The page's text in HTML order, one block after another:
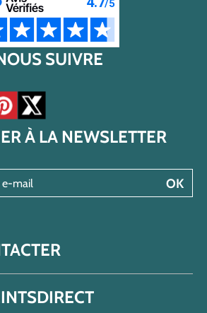
SUIVRE
YouTube
compte Instagram
à notre page Facebook
Accéder à notre compte Pinterest
Accéder à notre compte Twitter/X
À LA NEWSLETTER
OK